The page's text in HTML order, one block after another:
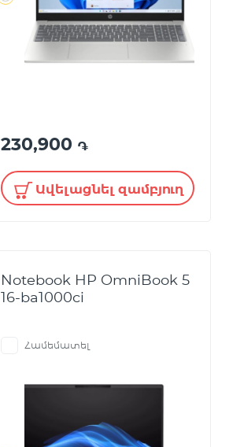
230,900 ֏
Ավելացնել զամբյուղ
Notebook HP OmniBook 5
16-ba1000ci
Համեմատել